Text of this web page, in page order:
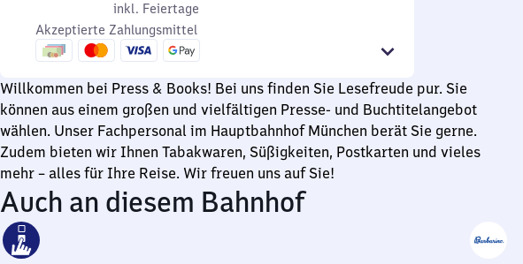
Sonntag
inkl. Feiertage
8
Uhr
bis
Uhr
inkl. Feiertage
Akzeptierte Zahlungsmittel
Willkommen bei Press & Books! Bei uns finden Sie Lesefreude pur. Sie
können aus einem großen und vielfältigen Presse- und Buchtitelangebot
wählen. Unser Fachpersonal im Hauptbahnhof München berät Sie gerne.
Zudem bieten wir Ihnen Tabakwaren, Süßigkeiten, Postkarten und vieles
mehr – alles für Ihre Reise. Wir freuen uns auf Sie!
Auch an diesem Bahnhof